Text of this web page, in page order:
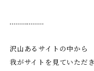
………………
沢山あるサイトの中から
我がサイトを見ていただ